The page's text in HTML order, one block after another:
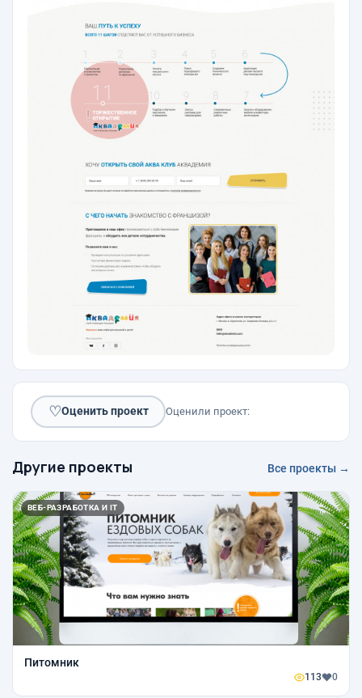
♡Оценить проект Оценили проект:
Другие проекты Все проекты →
ВЕБ-РАЗРАБОТКА И IT
Питомник
113 0